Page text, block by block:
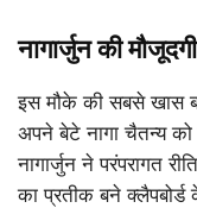
नागार्जुन की
इस मौके की सबसे खास
अपने बेटे नागा चैतन्य को
नागार्जुन ने परंपरागत
का प्रतीक बने